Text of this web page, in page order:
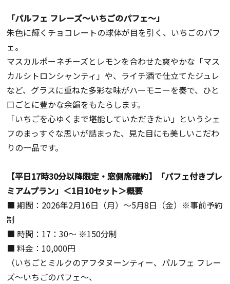
「パルフェ フレーズ〜いちごのパフェ〜」
朱色に輝くチョコレートの球体が目を引く、いちごのパフ
ェ。
マスカルポーネチーズとレモンを合わせた爽やかな「マス
カルシトロンシャンティ」や、ライチ酒で仕立てたジュレ
など、グラスに重ねた多彩な味がハーモニーを奏で、ひと
口ごとに豊かな余韻をもたらします。
「いちごを心ゆくまで堪能していただきたい」というシェ
フのまっすぐな思いが詰まった、見た目にも美しいこだわ
りの一品です。
【平日17時30分以降限定・窓側席確約】「パフェ付きプレ
ミアムプラン」＜1日10セット＞概要
■ 期間：2026年2月16日（月）〜5月8日（金）※事前予約
制
■ 時間：17：30〜 ※150分制
■ 料金：10,000円
（いちごとミルクのアフタヌーンティー、パルフェ フレー
ズ〜いちごのパフェ〜、